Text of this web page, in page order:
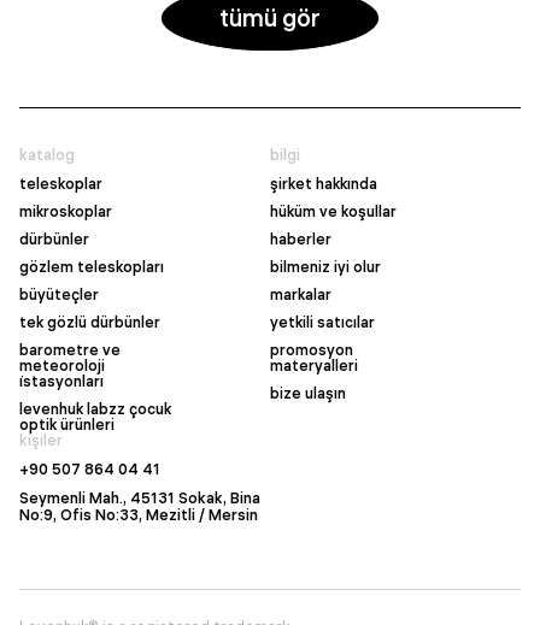
tümü gör
katalog
teleskoplar
mikroskoplar
dürbünler
gözlem teleskopları
büyüteçler
tek gözlü dürbünler
barometre ve
meteoroloji
i̇stasyonları
levenhuk labzz çocuk
optik ürünleri
bilgi
şirket hakkında
hüküm ve koşullar
haberler
bilmeniz iyi olur
markalar
yetkili satıcılar
promosyon
materyalleri
bize ulaşın
kişiler
+90 507 864 04 41
Seymenli Mah., 45131 Sokak, Bina
No:9, Ofis No:33, Mezitli / Mersin